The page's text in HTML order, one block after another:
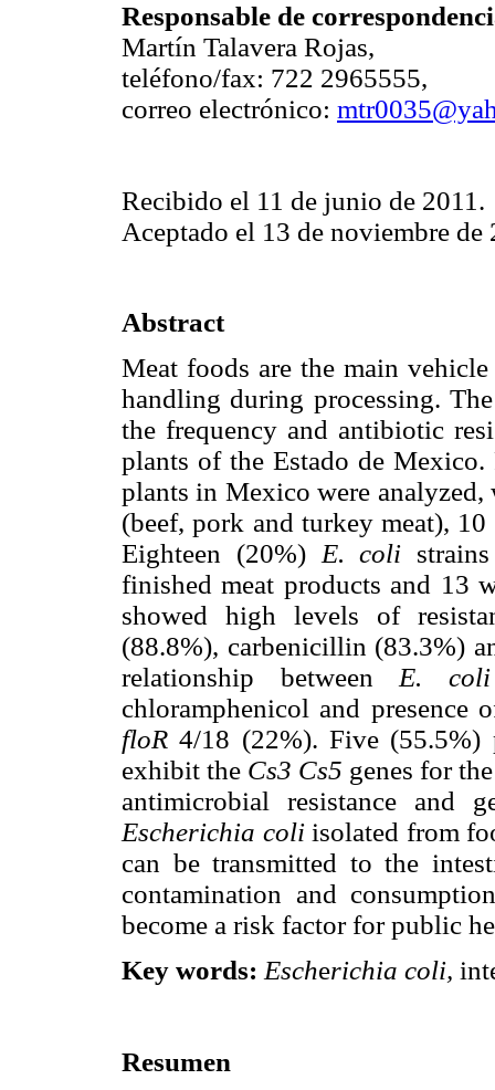
Responsable de
Martín Talavera Rojas,
teléfono/fax: 722 2965555,
correo electrónico:
Recibido el 11 de junio de 2011.
Aceptado el 13 de noviembre de
Abstract
Meat foods are the main
handling during processing.
the frequency and antibiotic
plants of the Estado de
plants in Mexico were
(beef, pork and turkey meat),
Eighteen (20%) E. coli
finished meat products and 13
showed high levels of
(88.8%), carbenicillin (83.3%)
relationship between E. coli
chloramphenicol and presence
floR 4/18 (22%). Five
exhibit the Cs3 Cs5 genes for
antimicrobial resistance and
Escherichia coliisolated from
can be transmitted to the
contamination and
become a risk factor for public
Key words: Escherichia coli,
Resumen